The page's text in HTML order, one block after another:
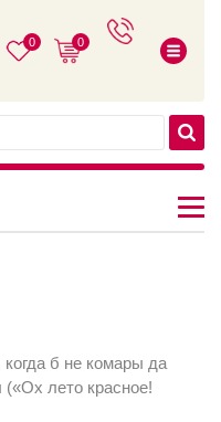
0 0
б не комары да
лето красное!